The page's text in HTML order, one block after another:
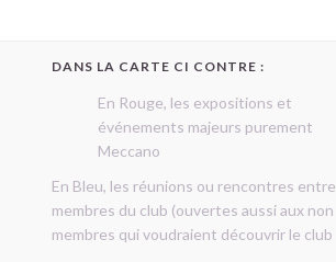
DANS LA CARTE CI CONTRE :
En Rouge, les expositions et
événements majeurs purement
Meccano
En Bleu, les réunions ou rencontres entre
membres du club (ouvertes aussi aux non
membres qui voudraient découvrir le club